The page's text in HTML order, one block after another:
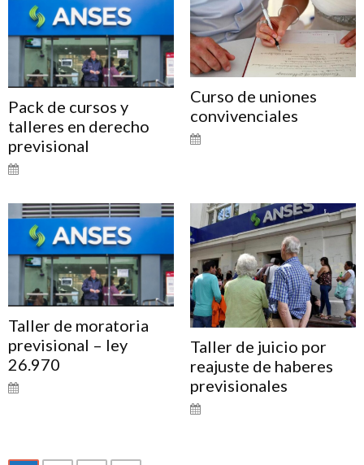
Pack de cursos y
talleres en derecho
previsional
Curso de uniones
convivenciales
Taller de moratoria
previsional – ley
26.970
Taller de juicio por
reajuste de haberes
previsionales